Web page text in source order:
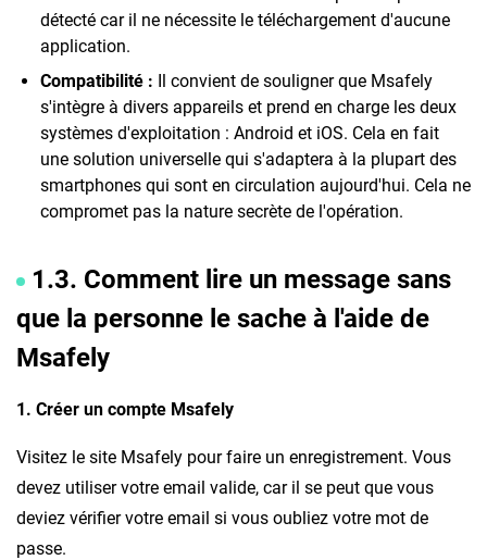
détecté car il ne nécessite le téléchargement d'aucune
application.
Compatibilité : Il convient de souligner que Msafely
s'intègre à divers appareils et prend en charge les deux
systèmes d'exploitation : Android et iOS. Cela en fait
une solution universelle qui s'adaptera à la plupart des
smartphones qui sont en circulation aujourd'hui. Cela ne
compromet pas la nature secrète de l'opération.
1.3. Comment lire un message sans
que la personne le sache à l'aide de
Msafely
1. Créer un compte Msafely
Visitez le site Msafely pour faire un enregistrement. Vous
devez utiliser votre email valide, car il se peut que vous
deviez vérifier votre email si vous oubliez votre mot de
passe.